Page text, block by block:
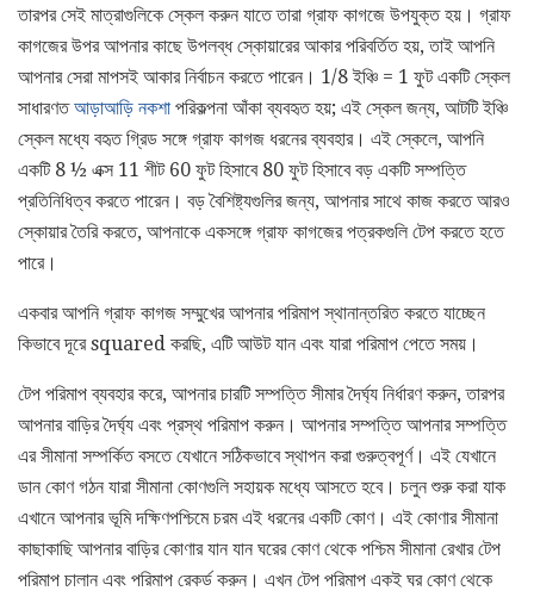
তারপর সেই মাত্রাগুলিকে স্কেল করুন যাতে তারা গ্রাফ কাগজে উপযুক্ত হয়। গ্রাফ
কাগজের উপর আপনার কাছে উপলব্ধ স্কোয়ারের আকার পরিবর্তিত হয়, তাই আপনি
আপনার সেরা মাপসই আকার নির্বাচন করতে পারেন। 1/8 ইঞ্চি = 1 ফুট একটি স্কেল
সাধারণতআড়াআড়ি নকশা পরিকল্পনা আঁকা ব্যবহৃত হয়; এই স্কেল জন্য, আটটি ইঞ্চি
স্কেল মধ্যে বহৃত গ্রিড সঙ্গে গ্রাফ কাগজ ধরনের ব্যবহার। এই স্কেলে, আপনি
একটি 8 ½ এক্স 11 শীট 60 ফুট হিসাবে 80 ফুট হিসাবে বড় একটি সম্পত্তি
প্রতিনিধিত্ব করতে পারেন। বড় বৈশিষ্ট্যগুলির জন্য, আপনার সাথে কাজ করতে আরও
স্কোয়ার তৈরি করতে, আপনাকে একসঙ্গে গ্রাফ কাগজের পত্রকগুলি টেপ করতে হতে
পারে।
একবার আপনি গ্রাফ কাগজ সম্মুখের আপনার পরিমাপ স্থানান্তরিত করতে যাচ্ছেন
কিভাবে দূরে squared করছি, এটি আউট যান এবং যারা পরিমাপ পেতে সময়।
টেপ পরিমাপ ব্যবহার করে, আপনার চারটি সম্পত্তি সীমার দৈর্ঘ্য নির্ধারণ করুন, তারপর
আপনার বাড়ির দৈর্ঘ্য এবং প্রস্থ পরিমাপ করুন। আপনার সম্পত্তি আপনার সম্পত্তি
এর সীমানা সম্পর্কিত বসতে যেখানে সঠিকভাবে স্থাপন করা গুরুত্বপূর্ণ। এই যেখানে
ডান কোণ গঠন যারা সীমানা কোণগুলি সহায়ক মধ্যে আসতে হবে। চলুন শুরু করা যাক
এখানে আপনার ভূমি দক্ষিণপশ্চিমে চরম এই ধরনের একটি কোণ। এই কোণার সীমানা
কাছাকাছি আপনার বাড়ির কোণার যান যান ঘরের কোণ থেকে পশ্চিম সীমানা রেখার টেপ
পরিমাপ চালান এবং পরিমাপ রেকর্ড করুন। এখন টেপ পরিমাপ একই ঘর কোণ থেকে